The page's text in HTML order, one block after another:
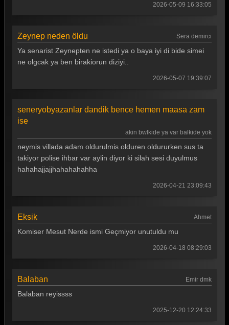
Arka Sokaklar 473. Bölüm
Arka Sokaklar 472. Bölüm
Arka Sokaklar 469. Bölüm
Arka Sokaklar 467. Bölüm
Arka Sokaklar 466. Bölüm
Arka Sokaklar 463. Bölüm
Arka Sokaklar 460. Bölüm
Arka Sokaklar 459. Bölüm
2026-05-09 16:33:05
Zeynep neden öldu Sera demirci
Ya senarist Zeynepten ne istedi ya o baya iyi di bide simei
ne olgcak ya ben birakiorun diziyi..
2026-05-07 19:39:07
seneryobyazanlar dandik bence hemen maasa zam
ise
akin bwlkide ya var balkide yok
neymis villada adam oldurulmis olduren oldururken sus ta
takiyor polise ihbar var aylin diyor ki silah sesi duyulmus
hahahajjajjhahahahahha
2026-04-21 23:09:43
Eksik Ahmet
Komiser Mesut Nerde ismi Geçmiyor unutuldu mu
2026-04-18 08:29:03
Balaban Emir dmk
Balaban reyissss
2025-12-20 12:24:33